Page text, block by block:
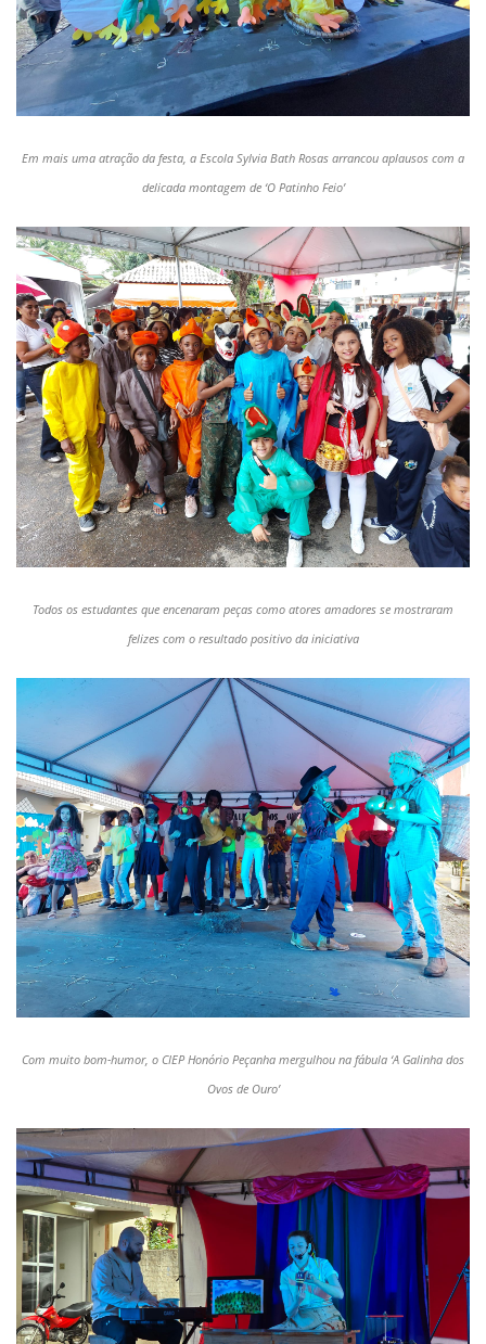
Em mais uma atração da festa, a Escola Sylvia Bath Rosas arrancou aplausos com a
delicada montagem de ‘O Patinho Feio’
Todos os estudantes que encenaram peças como atores amadores se mostraram
felizes com o resultado positivo da iniciativa
Com muito bom-humor, o CIEP Honório Peçanha mergulhou na fábula ‘A Galinha dos
Ovos de Ouro’